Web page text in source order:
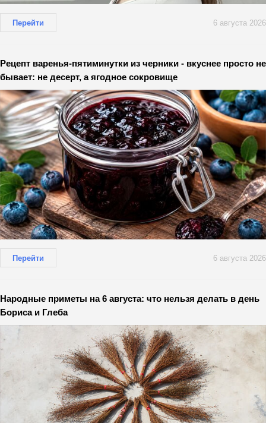
Перейти 6 августа 2026
Рецепт варенья-пятиминутки из черники - вкуснее просто не
бывает: не десерт, а ягодное сокровище
Перейти 6 августа 2026
Народные приметы на 6 августа: что нельзя делать в день
Бориса и Глеба